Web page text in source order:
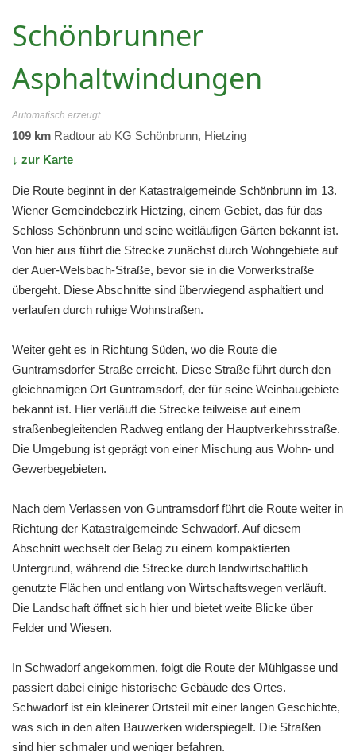
Schönbrunner
Asphaltwindungen
Automatisch erzeugt
109 km Radtour ab KG Schönbrunn, Hietzing
↓ zur Karte
Die Route beginnt in der Katastralgemeinde Schönbrunn im 13.
Wiener Gemeindebezirk Hietzing, einem Gebiet, das für das
Schloss Schönbrunn und seine weitläufigen Gärten bekannt ist.
Von hier aus führt die Strecke zunächst durch Wohngebiete auf
der Auer-Welsbach-Straße, bevor sie in die Vorwerkstraße
übergeht. Diese Abschnitte sind überwiegend asphaltiert und
verlaufen durch ruhige Wohnstraßen.
Weiter geht es in Richtung Süden, wo die Route die
Guntramsdorfer Straße erreicht. Diese Straße führt durch den
gleichnamigen Ort Guntramsdorf, der für seine Weinbaugebiete
bekannt ist. Hier verläuft die Strecke teilweise auf einem
straßenbegleitenden Radweg entlang der Hauptverkehrsstraße.
Die Umgebung ist geprägt von einer Mischung aus Wohn- und
Gewerbegebieten.
Nach dem Verlassen von Guntramsdorf führt die Route weiter in
Richtung der Katastralgemeinde Schwadorf. Auf diesem
Abschnitt wechselt der Belag zu einem kompaktierten
Untergrund, während die Strecke durch landwirtschaftlich
genutzte Flächen und entlang von Wirtschaftswegen verläuft.
Die Landschaft öffnet sich hier und bietet weite Blicke über
Felder und Wiesen.
In Schwadorf angekommen, folgt die Route der Mühlgasse und
passiert dabei einige historische Gebäude des Ortes.
Schwadorf ist ein kleinerer Ortsteil mit einer langen Geschichte,
was sich in den alten Bauwerken widerspiegelt. Die Straßen
sind hier schmaler und weniger befahren.